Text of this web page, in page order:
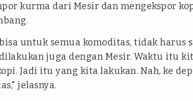
kurma dari Mesir dan mengekspor
untuk semua komoditas, tidak harus
juga dengan Mesir. Waktu itu
Jadi itu yang kita lakukan. Nah, ke
jelasnya.